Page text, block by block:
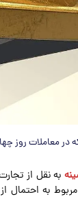
در معاملات روز
به نقل از
به احتمال